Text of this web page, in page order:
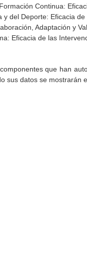
Continua:
y del Deporte: Eficacia
Adaptación y
Eficacia de las
que han
sus datos se mostrarán